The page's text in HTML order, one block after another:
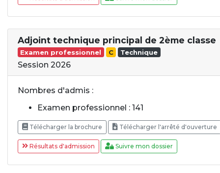
Adjoint technique principal de 2ème classe
Examen professionnel C Technique
Session 2026
Nombres d'admis :
Examen professionnel : 141
Télécharger la brochure Télécharger l'arrêté d'ouverture
Résultats d'admission Suivre mon dossier